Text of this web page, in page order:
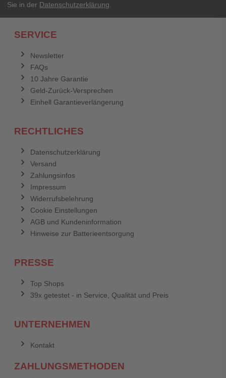
Sie in der Datenschutzerklärung
SERVICE
Newsletter
FAQs
10 Jahre Garantie
Geld-Zurück-Versprechen
Einhell Garantieverlängerung
RECHTLICHES
Datenschutzerklärung
Versand
Zahlungsinfos
Impressum
Widerrufsbelehrung
Cookie Einstellungen
AGB und Kundeninformation
Hinweise zur Batterieentsorgung
PRESSE
Top Shops
39x getestet - in Service, Qualität und Preis
UNTERNEHMEN
Kontakt
ZAHLUNGSMETHODEN